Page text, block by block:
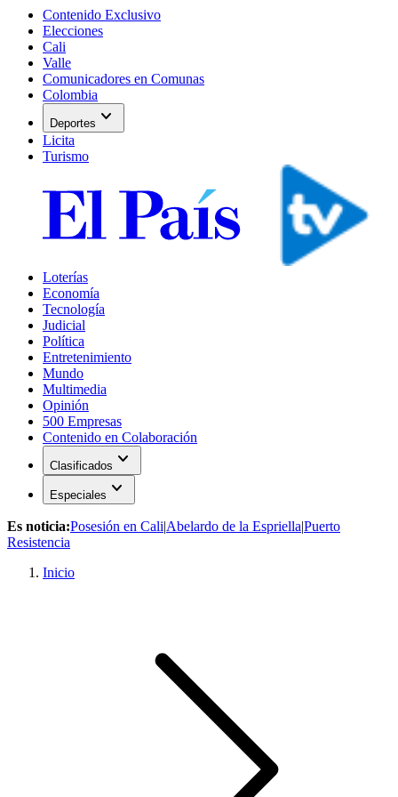
Contenido Exclusivo
Elecciones
Cali
Valle
Comunicadores en Comunas
Colombia
Deportes expand_more
Licita
Turismo
Loterías
Economía
Tecnología
Judicial
Política
Entretenimiento
Mundo
Multimedia
Opinión
500 Empresas
Contenido en Colaboración
Clasificados expand_more
Especiales expand_more
Es noticia:Posesión en Cali|Abelardo de la Espriella|Puerto
Resistencia
Inicio